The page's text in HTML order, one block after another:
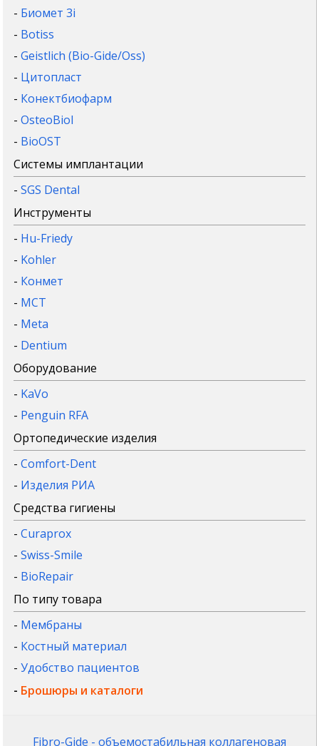
- Биомет 3i
- Botiss
-Geistlich (Bio-Gide/Oss)
- Цитопласт
- Конектбиофарм
-OsteoBiol
- BioOST
Системы имплантации
-SGS Dental
Инструменты
- Hu-Friedy
- Kohler
- Конмет
- MCT
- Meta
- Dentium
Оборудование
- KaVo
- Penguin RFA
Ортопедические изделия
-Comfort-Dent
- Изделия РИА
Средства гигиены
-Curaprox
-Swiss-Smile
- BioRepair
По типу товара
- Мембраны
- Костный материал
-Удобство пациентов
- Брошюры и каталоги
Fibro-Gide - объемостабильная коллагеновая